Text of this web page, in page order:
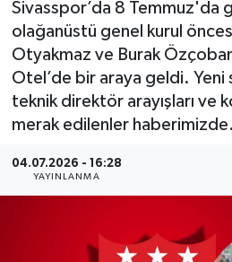
Sivasspor’da 8 Temmuz'da
olağanüstü genel kurul
Otyakmaz ve Burak
Otel’de bir araya geldi.
teknik direktör arayışları ve
merak edilenler haberimizde.
04.07.2026 - 16:28
YAYINLANMA
MAGAZİN
ÖZEL HABER
RESMİ İLANLAR
SAĞLIK